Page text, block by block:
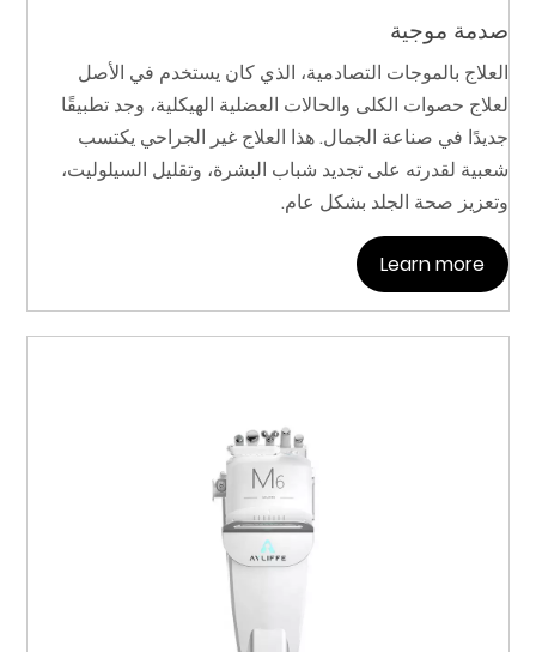
صدمة موجية
العلاج بالموجات التصادمية، الذي كان يستخدم في الأصل
لعلاج حصوات الكلى والحالات العضلية الهيكلية، وجد تطبيقًا
جديدًا في صناعة الجمال. هذا العلاج غير الجراحي يكتسب
شعبية لقدرته على تجديد شباب البشرة، وتقليل السيلوليت،
وتعزيز صحة الجلد بشكل عام.
Learn more